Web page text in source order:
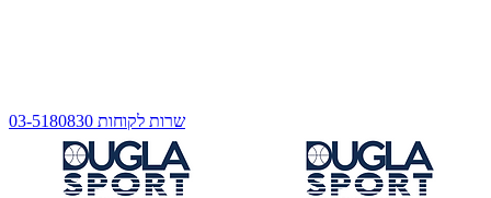
שרות לקוחות 03-5180830